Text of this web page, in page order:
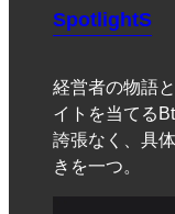
SpotlightS
経営者の物語
イトを当てる
誇張なく、具
きを一つ。